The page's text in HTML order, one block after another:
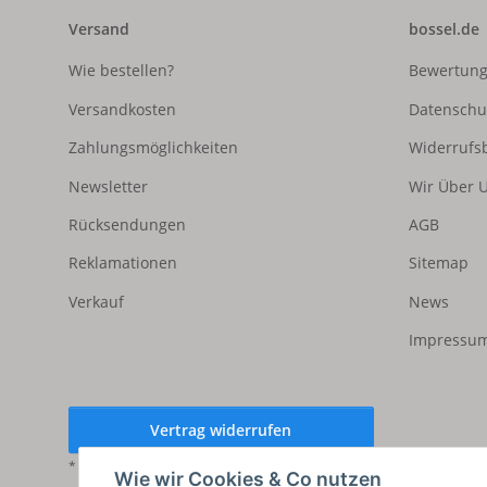
Wie wir Cookies & Co nutzen
Versand
Wie bestellen?
Versandkosten
Zahlungsmöglichkeiten
Newsletter
Rücksendungen
Reklamationen
Verkauf
bossel.de
Wir Über
AGB
Sitemap
News
Vertrag widerrufen
* Alle Preise inkl. gesetzlicher USt., zzgl.